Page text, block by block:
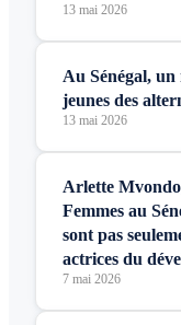
13 mai 2026
Au Sénégal,
jeunes des
13 mai 2026
Arlette
Femmes au
sont pas
actrices du
7 mai 2026